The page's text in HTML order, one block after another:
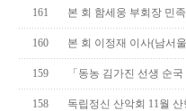
161 본 회 함세웅 부회장 민
160 본 회 이정재 이사(남서
159 「동농 김가진 선생 순
158 독립정신 산악회 11월